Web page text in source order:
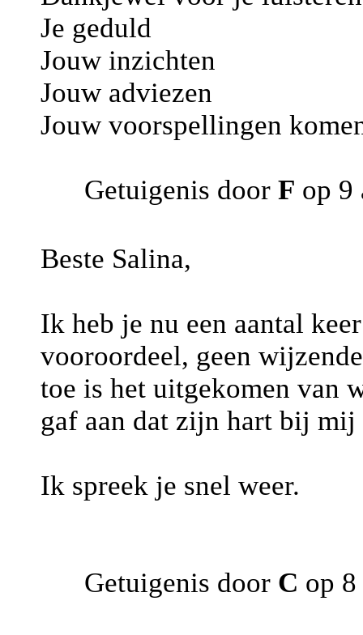
Je geduld
Jouw inzichten
Jouw adviezen
Jouw voorspellingen
Getuigenis door F op 9
Beste Salina,
Ik heb je nu een aantal
vooroordeel, geen
toe is het uitgekomen van
gaf aan dat zijn hart bij
Ik spreek je snel weer.
Getuigenis door C op 8